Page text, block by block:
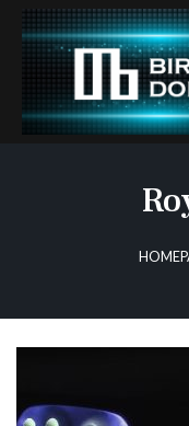
Skip
content